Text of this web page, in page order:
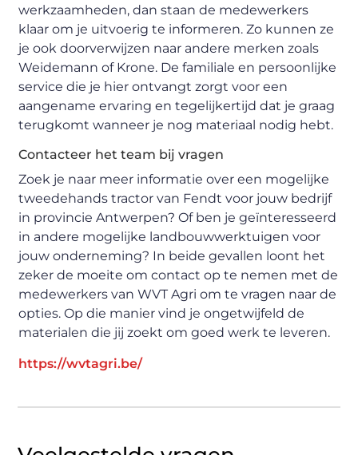
werkzaamheden, dan staan de medewerkers
klaar om je uitvoerig te informeren. Zo kunnen ze
je ook doorverwijzen naar andere merken zoals
Weidemann of Krone. De familiale en persoonlijke
service die je hier ontvangt zorgt voor een
aangename ervaring en tegelijkertijd dat je graag
terugkomt wanneer je nog materiaal nodig hebt.
Contacteer het team bij vragen
Zoek je naar meer informatie over een mogelijke
tweedehands tractor van Fendt voor jouw bedrijf
in provincie Antwerpen? Of ben je geïnteresseerd
in andere mogelijke landbouwwerktuigen voor
jouw onderneming? In beide gevallen loont het
zeker de moeite om contact op te nemen met de
medewerkers van WVT Agri om te vragen naar de
opties. Op die manier vind je ongetwijfeld de
materialen die jij zoekt om goed werk te leveren.
https://wvtagri.be/